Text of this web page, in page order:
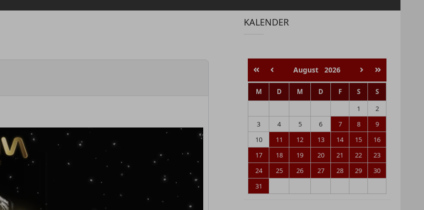
KALENDER
August 2026
M D M D F S
S
1
2
3
4 5 6 7 8
9
10
11 12 13 14 15
16
17
18 19 20 21 22
23
24
25 26 27 28 29
30
31